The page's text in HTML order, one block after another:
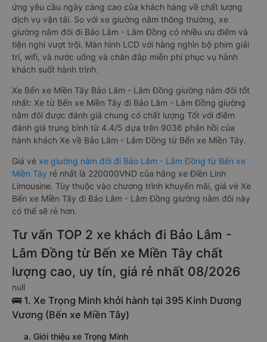
ứng yêu cầu ngày càng cao của khách hàng về chất lượng
dịch vụ vận tải. So với xe giường nằm thông thường, xe
giường nằm đôi đi Bảo Lâm - Lâm Đồng có nhiều ưu điểm và
tiện nghi vượt trội. Màn hình LCD với hàng nghìn bộ phim giải
trí, wifi, và nước uống và chăn đắp miễn phí phục vụ hành
khách suốt hành trình.
Xe Bến xe Miền Tây Bảo Lâm - Lâm Đồng giường nằm đôi tốt
nhất: Xe từ Bến xe Miền Tây đi Bảo Lâm - Lâm Đồng giường
nằm đôi được đánh giá chung có chất lượng Tốt với điểm
đánh giá trung bình từ 4.4/5 dựa trên 9036 phản hồi của
hành khách Xe về Bảo Lâm - Lâm Đồng từ Bến xe Miền Tây.
Giá vé xe giường nằm đôi đi Bảo Lâm - Lâm Đồng từ Bến xe
Miền Tây rẻ nhất là 220000VND của hãng xe Điền Linh
Limousine. Tùy thuộc vào chương trình khuyến mãi, giá vé Xe
Bến xe Miền Tây đi Bảo Lâm - Lâm Đồng giường nằm đôi này
có thể sẽ rẻ hơn.
Tư vấn TOP 2 xe khách đi Bảo Lâm -
Lâm Đồng từ Bến xe Miền Tây chất
lượng cao, uy tín, giá rẻ nhất 08/2026
null
🚌 1. Xe Trọng Minh khởi hành tại 395 Kinh Dương
Vương (Bến xe Miền Tây)
a. Giới thiệu xe Trọng Minh